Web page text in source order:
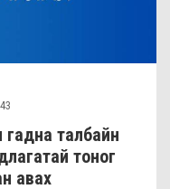
гадна талбайн
тоног
авах